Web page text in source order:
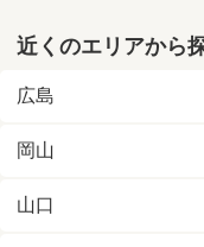
近くのエリアから
広島
岡山
山口